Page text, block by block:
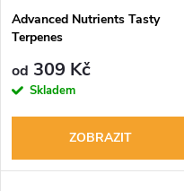
Advanced Nutrients Tasty
Terpenes
od 309 Kč
Skladem
ZOBRAZIT